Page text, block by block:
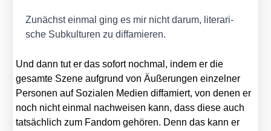
Zunächst ein­mal ging es mir nicht dar­um, lite­ra­ri­
sche Sub­kul­tu­ren zu dif­fa­mie­ren.
Und dann tut er das sofort noch­mal, indem er die
gesam­te Sze­ne auf­grund von Äuße­run­gen ein­zel­ner
Per­so­nen auf Sozia­len Medi­en dif­fa­miert, von denen er
noch nicht ein­mal nach­wei­sen kann, dass die­se auch
tat­säch­lich zum Fan­dom gehö­ren. Denn das kann er